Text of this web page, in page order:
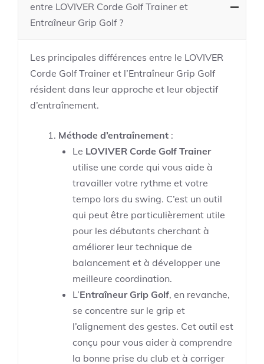
entre LOVIVER Corde Golf Trainer et
Entraîneur Grip Golf ?
Les principales différences entre le LOVIVER
Corde Golf Trainer et l’Entraîneur Grip Golf
résident dans leur approche et leur objectif
d’entraînement.
Méthode d’entraînement :
Le LOVIVER Corde Golf Trainer
utilise une corde qui vous aide à
travailler votre rythme et votre
tempo lors du swing. C’est un outil
qui peut être particulièrement utile
pour les débutants cherchant à
améliorer leur technique de
balancement et à développer une
meilleure coordination.
L’Entraîneur Grip Golf, en revanche,
se concentre sur le grip et
l’alignement des gestes. Cet outil est
conçu pour vous aider à comprendre
la bonne prise du club et à corriger